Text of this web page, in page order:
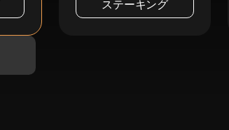
ステーキング